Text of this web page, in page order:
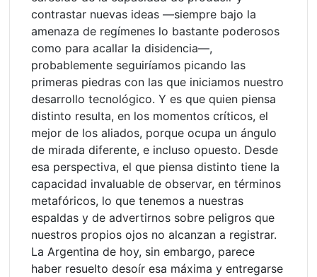
contrastar nuevas ideas —siempre bajo la
amenaza de regímenes lo bastante poderosos
como para acallar la disidencia—,
probablemente seguiríamos picando las
primeras piedras con las que iniciamos nuestro
desarrollo tecnológico. Y es que quien piensa
distinto resulta, en los momentos críticos, el
mejor de los aliados, porque ocupa un ángulo
de mirada diferente, e incluso opuesto. Desde
esa perspectiva, el que piensa distinto tiene la
capacidad invaluable de observar, en términos
metafóricos, lo que tenemos a nuestras
espaldas y de advertirnos sobre peligros que
nuestros propios ojos no alcanzan a registrar.
La Argentina de hoy, sin embargo, parece
haber resuelto desoír esa máxima y entregarse